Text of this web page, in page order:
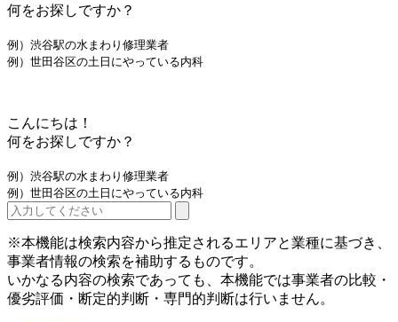
何をお探しですか？
例）渋谷駅の水まわり修理業者
例）世田谷区の土日にやっている内科
こんにちは！
何をお探しですか？
例）渋谷駅の水まわり修理業者
例）世田谷区の土日にやっている内科
※本機能は検索内容から推定されるエリアと業種に基づき、
事業者情報の検索を補助するものです。
いかなる内容の検索であっても、本機能では事業者の比較・
優劣評価・断定的判断・専門的判断は行いません。